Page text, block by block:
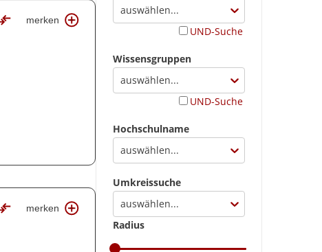
merken
merken
auswählen...
UND-Suche
Wissensgruppen
auswählen...
UND-Suche
Hochschulname
auswählen...
Umkreissuche
auswählen...
Radius